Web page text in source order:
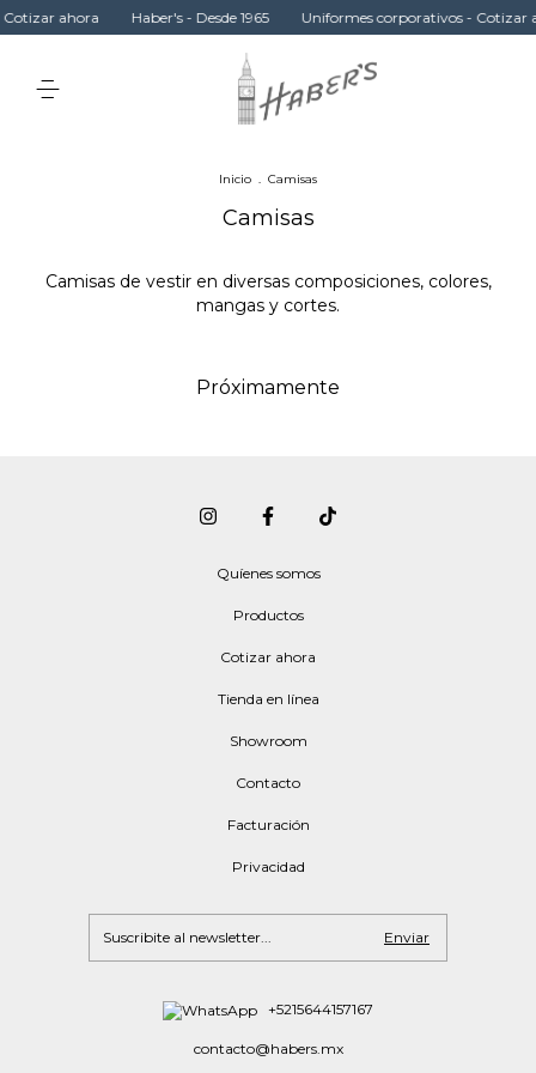
ahora Haber's - Desde 1965 Uniformes corporativos - Cotizar
Inicio . Camisas
Camisas
Camisas de vestir en diversas composiciones, colores,
mangas y cortes.
Próximamente
Quíenes somos
Productos
Cotizar ahora
Tienda en línea
Showroom
Contacto
Facturación
Privacidad
+5215644157167
contacto@habers.mx